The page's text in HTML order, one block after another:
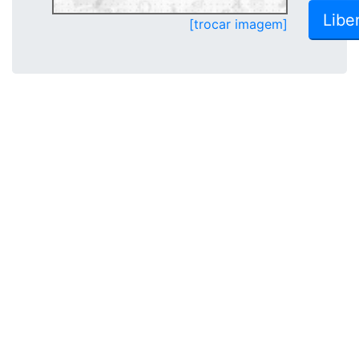
[trocar imagem]